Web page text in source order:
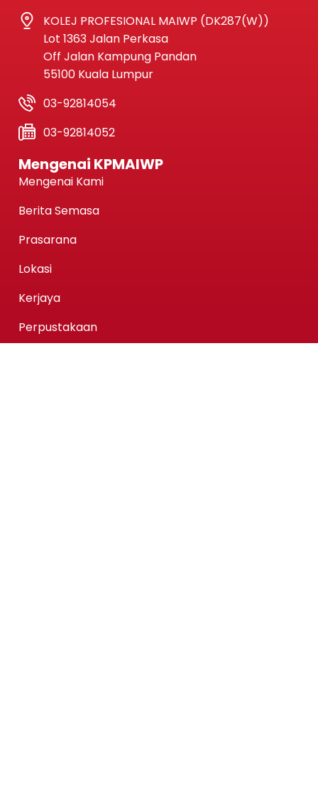
KOLEJ PROFESIONAL MAIWP (DK287(W))
Lot 1363 Jalan Perkasa
Off Jalan Kampung Pandan
55100 Kuala Lumpur
03-92814054
03-92814052
Mengenai KPMAIWP
Mengenai Kami
Berita Semasa
Prasarana
Lokasi
Kerjaya
Perpustakaan